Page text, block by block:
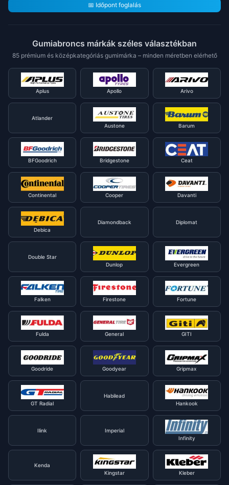
📅 Időpont foglalás
Gumiabroncs márkák széles választékban
85 prémium és középkategóriás gumimárka – minden méretben elérhető
Aplus Apollo Arivo
Atlander
Austone
Barum
BFGoodrich Bridgestone Ceat
Continental Cooper Davanti
Debica
Diamondback Diplomat
Double Star
Dunlop
Evergreen
Falken Firestone Fortune
Fulda General GITI
Goodride Goodyear Gripmax
GT Radial
Habilead
Hankook
Ilink
Imperial
Infinity
Kenda
Kingstar
Kleber